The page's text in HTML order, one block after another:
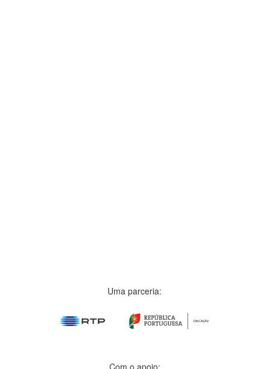
Uma parceria:
Com o apoio: